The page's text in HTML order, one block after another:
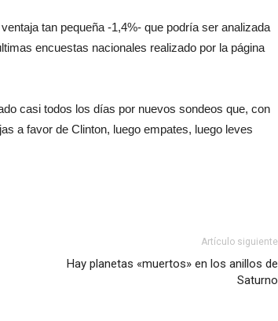
tan pequeña -1,4%- que podría ser analizada
encuestas nacionales realizado por la página
casi todos los días por nuevos sondeos que, con
a favor de Clinton, luego empates, luego leves
Artículo siguiente
Hay planetas «muertos» en los anillos de
Saturno